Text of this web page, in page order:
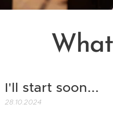
I'll start soon...
28.10.2024